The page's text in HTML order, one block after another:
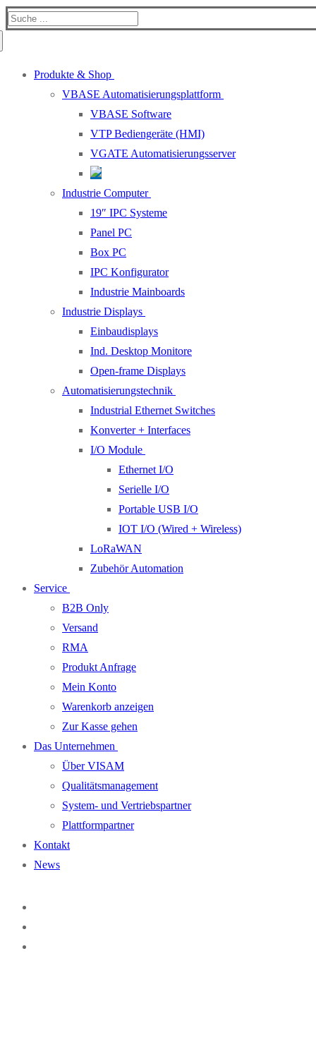
Produkte & Shop
VBASE Automatisierungsplattform
VBASE Software
VTP Bediengeräte (HMI)
VGATE Automatisierungsserver
Industrie Computer
19″ IPC Systeme
Panel PC
Box PC
IPC Konfigurator
Industrie Mainboards
Industrie Displays
Einbaudisplays
Ind. Desktop Monitore
Open-frame Displays
Automatisierungstechnik
Industrial Ethernet Switches
Konverter + Interfaces
I/O Module
Ethernet I/O
Serielle I/O
Portable USB I/O
IOT I/O (Wired + Wireless)
LoRaWAN
Zubehör Automation
Service
B2B Only
Versand
RMA
Produkt Anfrage
Mein Konto
Warenkorb anzeigen
Zur Kasse gehen
Das Unternehmen
Über VISAM
Qualitätsmanagement
System- und Vertriebspartner
Plattformpartner
Kontakt
News